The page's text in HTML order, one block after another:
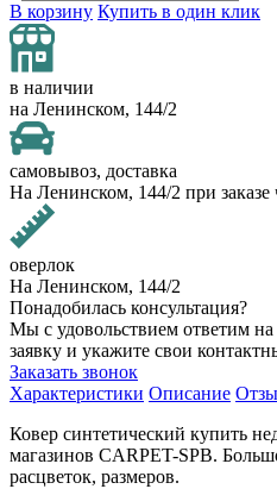
В корзину Купить в один клик
в наличии
на Ленинском, 144/2
самовывоз, доставка
На Ленинском, 144/2 при заказе
оверлок
На Ленинском, 144/2
Понадобилась консультация?
Мы с удовольствием ответим
заявку и укажите свои
Заказать звонок
Характеристики Описание
Ковер синтетический купить
магазинов CARPET-SPB.
расцветок, размеров.